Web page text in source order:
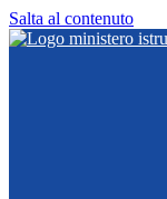
Salta al contenuto